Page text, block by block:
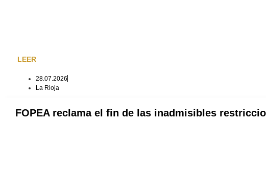
LEER
28.07.2026
La Rioja
FOPEA reclama el fin de las inadmisibles